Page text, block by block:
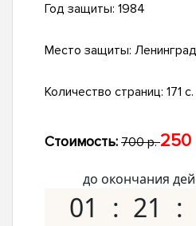
Год защиты: 1984
Место защиты:
Количество страниц: 171
Стоимость: 700 р.250
до окончания
01 21